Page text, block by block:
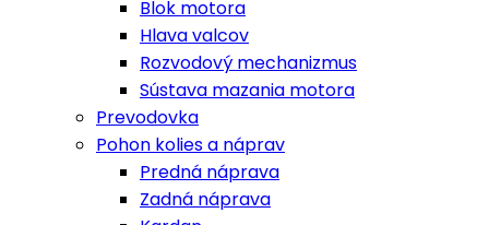
Blok motora
Hlava valcov
Rozvodový mechanizmus
Sústava mazania motora
Prevodovka
Pohon kolies a náprav
Predná náprava
Zadná náprava